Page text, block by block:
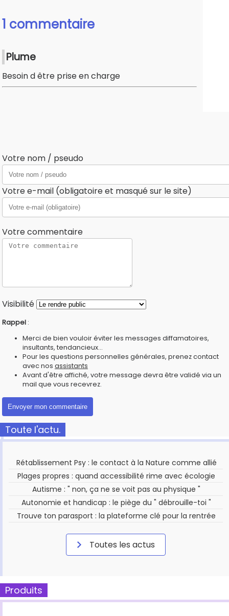
1 commentaire
Plume
Besoin d être prise en charge
Votre nom / pseudo
Votre e-mail (obligatoire et masqué sur le site)
Votre commentaire
Visibilité
Rappel :
Merci de bien vouloir éviter les messages diffamatoires,
insultants, tendancieux...
Pour les questions personnelles générales, prenez contact
avec nos assistants
Avant d'être affiché, votre message devra être validé via un
mail que vous recevrez.
Toute l'actu.
Rétablissement Psy : le contact à la Nature comme allié
Plages propres : quand accessibilité rime avec écologie
Autisme : " non, ça ne se voit pas au physique "
Autonomie et handicap : le piège du " débrouille-toi "
Trouve ton parasport : la plateforme clé pour la rentrée
Toutes les actus
Produits